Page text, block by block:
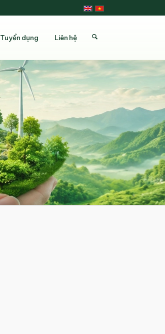
Tuyển dụng Liên hệ